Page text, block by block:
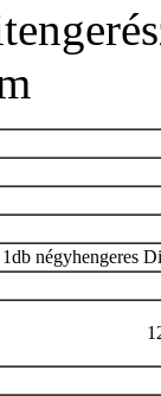
1db négyhengeres